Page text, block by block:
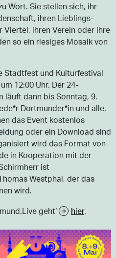
Wort. Sie stellen sich, ihr
ihren Lieblings-
Viertel, ihren Verein oder ihre
so ein riesiges Mosaik von
Stadtfest und Kulturfestival
12:00 Uhr. Der 24-
läuft dann bis Sonntag, 9.
Dortmunder*in und alle,
das Event kostenlos
oder ein Download sind
wird das Format von
in Kooperation mit der
ist
Westphal, der das
wird.
geht‘
hier.